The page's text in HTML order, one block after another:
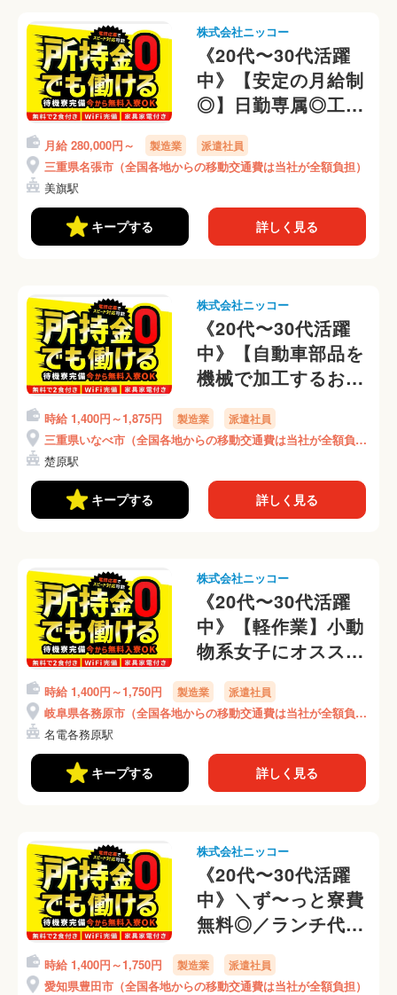
株式会社ニッコー
《20代〜30代活躍
中》【安定の月給制
◎】日勤専属◎工場
設備の配電盤や制御
盤などの電気設計業
務◎ブランクOK！
月収34万円可！
(469-4)
月給 280,000円～ 製造業 派遣社員
三重県名張市（全国各地からの移動交通費は当社が全額負担）
美旗駅
キープする 詳しく見る
株式会社ニッコー
《20代〜30代活躍
中》【自動車部品を
機械で加工するお仕
事】昇給アリ！★年
間休日120日以上！
★家具家電付き寮ア
リ★(207-2)
時給 1,400円～1,875円 製造業 派遣社員
三重県いなべ市（全国各地からの移動交通費は当社が全額負
担）
楚原駅
キープする 詳しく見る
株式会社ニッコー
《20代〜30代活躍
中》【軽作業】小動
物系女子にオスス
メ！かんたん×座り
作業×重労働なし！
愛知県名古屋駅まで
電車で45分◆(226-
時給 1,400円～1,750円 製造業 派遣社員
岐阜県各務原市（全国各地からの移動交通費は当社が全額負
担）
名電各務原駅
キープする 詳しく見る
株式会社ニッコー
《20代〜30代活躍
中》＼ず〜っと寮費
無料◎／ランチ代も
無料◎残業ほぼナ
シ！54歳までの男女
時給 1,400円～1,750円 製造業 派遣社員
愛知県豊田市（全国各地からの移動交通費は当社が全額負担）